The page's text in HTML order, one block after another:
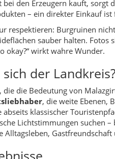
und nahrhaft.
zum Standardrepertoire.
Rezepte für Eintöpfe, Pilaw-
für Malazgirt und seine
Malazgirt und den Dörfern
Horizonte: sanfte Hügel,